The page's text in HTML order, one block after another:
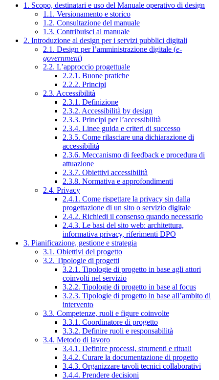
1. Scopo, destinatari e uso del Manuale operativo di design
1.1. Versionamento e storico
1.2. Consultazione del manuale
1.3. Contribuisci al manuale
2. Introduzione al design per i servizi pubblici digitali
2.1. Design per l’amministrazione digitale (e-
government)
2.2. L’approccio progettuale
2.2.1. Buone pratiche
2.2.2. Principi
2.3. Accessibilità
2.3.1. Definizione
2.3.2. Accessibilità by design
2.3.3. Principi per l’accessibilità
2.3.4. Linee guida e criteri di successo
2.3.5. Come rilasciare una dichiarazione di
accessibilità
2.3.6. Meccanismo di feedback e procedura di
attuazione
2.3.7. Obiettivi accessibilità
2.3.8. Normativa e approfondimenti
2.4. Privacy
2.4.1. Come rispettare la privacy sin dalla
progettazione di un sito o servizio digitale
2.4.2. Richiedi il consenso quando necessario
2.4.3. Le basi del sito web: architettura,
informativa privacy, riferimenti DPO
3. Pianificazione, gestione e strategia
3.1. Obiettivi del progetto
3.2. Tipologie di progetti
3.2.1. Tipologie di progetto in base agli attori
coinvolti nel servizio
3.2.2. Tipologie di progetto in base al focus
3.2.3. Tipologie di progetto in base all’ambito di
intervento
3.3. Competenze, ruoli e figure coinvolte
3.3.1. Coordinatore di progetto
3.3.2. Definire ruoli e responsabilità
3.4. Metodo di lavoro
3.4.1. Definire processi, strumenti e rituali
3.4.2. Curare la documentazione di progetto
3.4.3. Organizzare tavoli tecnici collaborativi
3.4.4. Prendere decisioni